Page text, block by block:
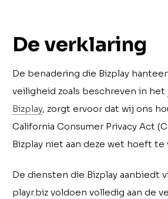
De verklaring
De benadering die Bizplay
veiligheid zoals beschreven in het
Bizplay, zorgt ervoor dat wij ons
California Consumer Privacy Act
Bizplay niet aan deze wet hoeft te
De diensten die Bizplay aanbiedt
playr.biz voldoen volledig aan de